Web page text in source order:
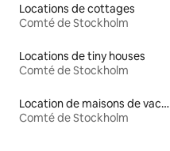
Locations de cottages
Comté de Stockholm
Locations de tiny houses
Comté de Stockholm
Location de maisons de vacances
Comté de Stockholm